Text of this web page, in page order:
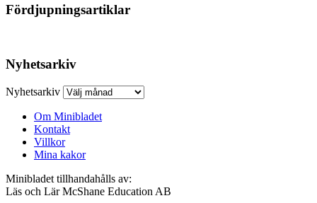
Fördjupningsartiklar
Nyhetsarkiv
Nyhetsarkiv
Om Minibladet
Kontakt
Villkor
Mina kakor
Minibladet tillhandahålls av:
Läs och Lär McShane Education AB